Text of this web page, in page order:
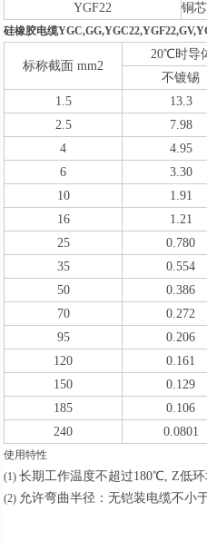
YGF22
铜
硅橡胶电缆
标称截面 mm2
20℃时导
不镀锡
1.5
13.3
2.5 7.98
4
4.95
6
3.30
10
1.91
16
1.21
25
0.780
35
0.554
50
0.386
70
0.272
95
0.206
120
0.161
150
0.129
185
0.106
240
0.0801
使用特性
(1) 长期工作温度不超过180℃, Z低
(2) 允许弯曲半径：无铠装电缆不小